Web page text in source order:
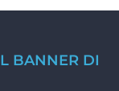
BANNER DI